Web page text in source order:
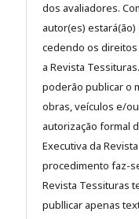
dos avaliadores.
autor(es)
cedendo os
a Revista
poderão publicar o
obras, veículos e/
autorização formal
Executiva da
procedimento faz-
Revista Tessituras
publlicar apenas